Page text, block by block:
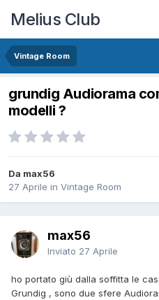
Melius Club
Vintage Room
grundig Audiorama
modelli ?
Da max56
27 Aprile in Vintage Room
max56
Inviato 27 Aprile
ho portato giù dalla soffitta le
Grundig , sono due sfere